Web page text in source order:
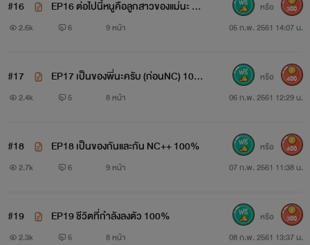
น้องดาว อายุ 5 ขวบ (ลูกสาวแม่ฟ้าใส)
แต่ละวันของแม่ฟ้าใส เด็กหญิงที่จะทำให้คนไม่มีหัวใจนั้นมีหัวใจ
รักแท้ให้กับแม่ของตัวเอง
"แม้ฟ้าขาหนูดาวอยากไปเที่ยวสวนสัตว์จังเลยค่ะ"
เธอจะใช้ความอ่อนหวานเปลี่ยนใจคนที่ไม่เคยรักใครได้หรือไม่
แล้วความรักที่ต้องฝ่าฟันอุปสรรคมากมายจะจบลงเช่นไร ฝาก
ติดตามด้วยนะคะ
#16
EP16 ต่อไปนี้หนูคือลูกสาวของแม่นะ 10
0%
2.6k 6 9 หน้า 05 ก.พ. 2561 14:07 น.
หรือ 300
#17
EP17 เป็นของพี่นะครับ (ก่อนNC) 10
0%
2.4k 5 8 หน้า 06 ก.พ. 2561 12:29 น.
หรือ 400
#18 EP18 เป็นของกันและกัน NC++ 100%
2.7k 6 9 หน้า 07 ก.พ. 2561 11:38 น.
หรือ 400
#19 EP19 ชีวิตที่กำลังลงตัว 100%
2.3k 5 8 หน้า 08 ก.พ. 2561 13:37 น.
หรือ 300